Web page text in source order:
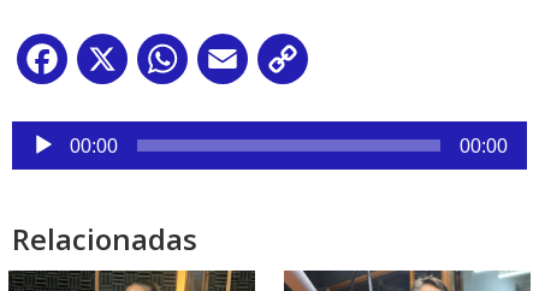
Facebook
X WhatsApp
Email
Reproductor
audio
00:00 00:00
Relacionadas